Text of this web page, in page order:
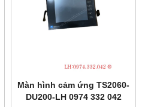
Màn hình cảm ứng TS2060-
DU200-LH 0974 332 042